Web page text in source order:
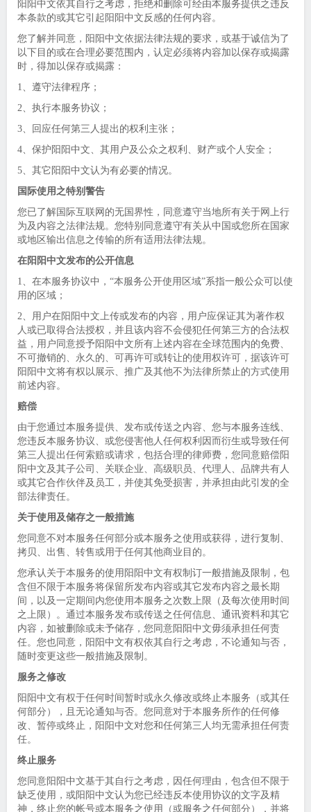
阳阳中文依其自行之考虑，拒绝和删除可经由本服务提供之违反
本条款的或其它引起阳阳中文反感的任何内容。
您了解并同意，阳阳中文依据法律法规的要求，或基于诚信为了
以下目的或在合理必要范围内，认定必须将内容加以保存或揭露
时，得加以保存或揭露：
1、遵守法律程序；
2、执行本服务协议；
3、回应任何第三人提出的权利主张；
4、保护阳阳中文、其用户及公众之权利、财产或个人安全；
5、其它阳阳中文认为有必要的情况。
国际使用之特别警告
您已了解国际互联网的无国界性，同意遵守当地所有关于网上行
为及内容之法律法规。您特别同意遵守有关从中国或您所在国家
或地区输出信息之传输的所有适用法律法规。
在阳阳中文发布的公开信息
1、在本服务协议中，“本服务公开使用区域”系指一般公众可以使
用的区域；
2、用户在阳阳中文上传或发布的内容，用户应保证其为著作权
人或已取得合法授权，并且该内容不会侵犯任何第三方的合法权
益，用户同意授予阳阳中文所有上述内容在全球范围内的免费、
不可撤销的、永久的、可再许可或转让的使用权许可，据该许可
阳阳中文将有权以展示、推广及其他不为法律所禁止的方式使用
前述内容。
赔偿
由于您通过本服务提供、发布或传送之内容、您与本服务连线、
您违反本服务协议、或您侵害他人任何权利因而衍生或导致任何
第三人提出任何索赔或请求，包括合理的律师费，您同意赔偿阳
阳中文及其子公司、关联企业、高级职员、代理人、品牌共有人
或其它合作伙伴及员工，并使其免受损害，并承担由此引发的全
部法律责任。
关于使用及储存之一般措施
您同意不对本服务任何部分或本服务之使用或获得，进行复制、
拷贝、出售、转售或用于任何其他商业目的。
您承认关于本服务的使用阳阳中文有权制订一般措施及限制，包
含但不限于本服务将保留所发布内容或其它发布内容之最长期
间，以及一定期间内您使用本服务之次数上限（及每次使用时间
之上限）。通过本服务发布或传送之任何信息、通讯资料和其它
内容，如被删除或未予储存，您同意阳阳中文毋须承担任何责
任。您也同意，阳阳中文有权依其自行之考虑，不论通知与否，
随时变更这些一般措施及限制。
服务之修改
阳阳中文有权于任何时间暂时或永久修改或终止本服务（或其任
何部分），且无论通知与否。您同意对于本服务所作的任何修
改、暂停或终止，阳阳中文对您和任何第三人均无需承担任何责
任。
终止服务
您同意阳阳中文基于其自行之考虑，因任何理由，包含但不限于
缺乏使用，或阳阳中文认为您已经违反本使用协议的文字及精
神，终止您的帐号或本服务之使用（或服务之任何部分），并将